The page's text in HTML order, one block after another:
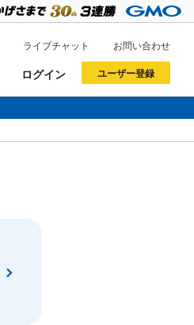
ライブチャット お問い合わせ
ログイン ユーザー登録